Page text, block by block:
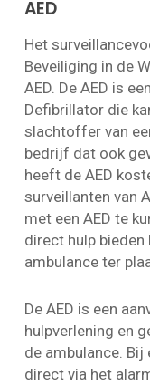
AED
Het
Beveiliging in de
AED. De AED is
Defibrillator die
slachtoffer van
bedrijf dat ook
heeft de AED
surveillanten van
met een AED te
direct hulp
ambulance ter
De AED is een
hulpverlening en
de ambulance.
direct via het